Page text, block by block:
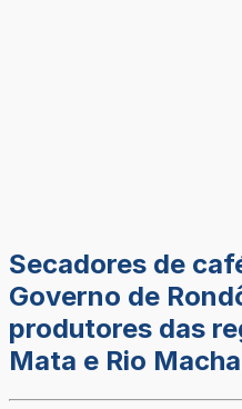
Secadores de
Governo de
produtores das
Mata e Rio